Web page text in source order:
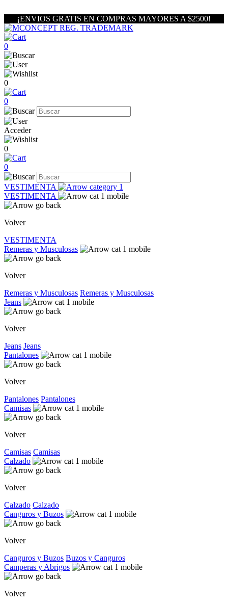
¡ENVIOS GRATIS EN COMPRAS MAYORES A $2500!
0
0
0
Acceder
0
0
VESTIMENTA
VESTIMENTA
Volver
VESTIMENTA
Remeras y Musculosas
Volver
Remeras y Musculosas Remeras y Musculosas
Jeans
Volver
Jeans Jeans
Pantalones
Volver
Pantalones Pantalones
Camisas
Volver
Camisas Camisas
Calzado
Volver
Calzado Calzado
Canguros y Buzos
Volver
Canguros y Buzos Buzos y Canguros
Camperas y Abrigos
Volver